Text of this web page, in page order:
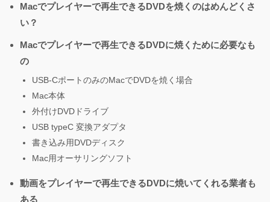
Macでプレイヤーで再生できるDVDを焼くのはめんどくさ
い？
Macでプレイヤーで再生できるDVDに焼くために必要なも
の
USB-CポートのみのMacでDVDを焼く場合
Mac本体
外付けDVDドライブ
USB typeC 変換アダプタ
書き込み用DVDディスク
Mac用オーサリングソフト
動画をプレイヤーで再生できるDVDに焼いてくれる業者も
ある